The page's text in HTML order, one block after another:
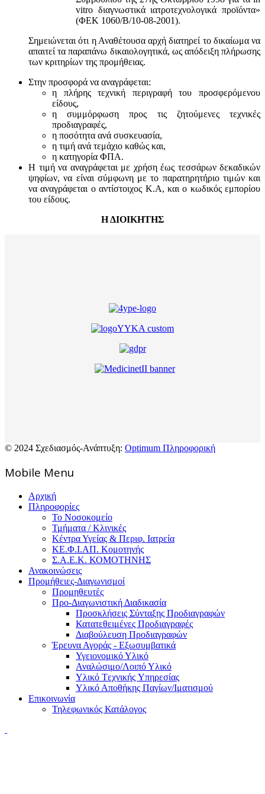
vitro διαγνωστικά ιατροτεχνολογικά προϊόντα»
(ΦΕΚ 1060/Β/10-08-2001).
Σημειώνεται ότι η Αναθέτουσα αρχή διατηρεί το δικαίωμα να
απαιτεί τα παραπάνω δικαιολογητικά, ως απόδειξη πλήρωσης
των κριτηρίων της προμήθειας.
Στην προσφορά να αναγράφεται:
η πλήρης τεχνική περιγραφή του προσφερόμενου
είδους,
η συμμόρφωση προς τις ζητούμενες τεχνικές
προδιαγραφές,
η ποσότητα ανά συσκευασία,
η τιμή ανά τεμάχιο καθώς και,
η κατηγορία ΦΠΑ.
Η τιμή να αναγράφεται με χρήση έως τεσσάρων δεκαδικών
ψηφίων, να είναι σύμφωνη με το παρατηρητήριο τιμών και
να αναγράφεται ο αντίστοιχος Κ.Α, και ο κωδικός εμπορίου
του είδους.
Η ΔΙΟΙΚΗΤΗΣ
© 2024 Σχεδιασμός-Ανάπτυξη: Optimum Πληροφορική
Mοbile Menu
Αρχική
Πληροφορίες
Το Νοσοκομείο
Τμήματα / Κλινικές
Κέντρα Υγείας & Περιφ. Ιατρεία
ΚΕ.Φ.Ι.ΑΠ. Κομοτηνής
Σ.Α.Ε.Κ. ΚΟΜΟΤΗΝΗΣ
Ανακοινώσεις
Προμήθειες-Διαγωνισμοί
Προμηθευτές
Προ-Διαγωνιστική Διαδικασία
Προσκλήσεις Σύνταξης Προδιαγραφών
Κατατεθειμένες Προδιαγραφές
Διαβούλευση Προδιαγραφών
Έρευνα Αγοράς - Εξωσυμβατικά
Υγειονομικό Υλικό
Αναλώσιμο/Λοιπό Υλικό
Υλικό Tεχνικής Yπηρεσίας
Υλικό Αποθήκης Παγίων/Ιματισμού
Επικοινωνία
Τηλεφωνικός Κατάλογος